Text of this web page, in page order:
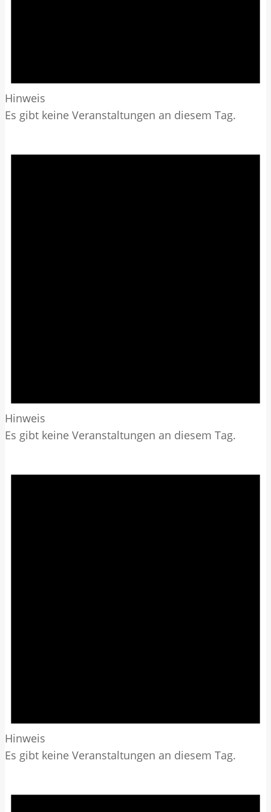
Hinweis
Es gibt keine Veranstaltungen an diesem Tag.
Hinweis
Es gibt keine Veranstaltungen an diesem Tag.
Hinweis
Es gibt keine Veranstaltungen an diesem Tag.